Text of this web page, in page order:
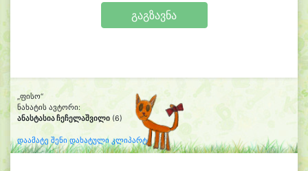
გაგზავნა
„ფისო“
ნახატის ავტორი:
ანასტასია ჩეჩელაშვილი (6)
დაამატე შენი დახატული კლიპარტი